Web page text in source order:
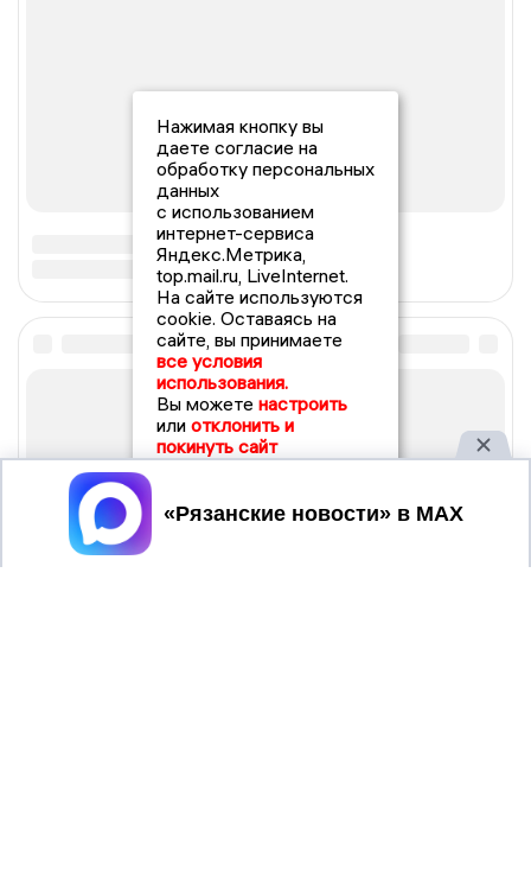
Нажимая кнопку вы
даете согласие на
обработку персональных
данных
с использованием
интернет-сервиса
Яндекс.Метрика,
top.mail.ru, LiveInternet.
На сайте используются
cookie. Оставаясь на
сайте, вы принимаете
все условия
использования.
Вы можете настроить
или отклонить и
покинуть сайт
Принять